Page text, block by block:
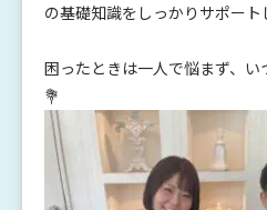
の基礎知識をしっかりサポート
困ったときは一人で悩まず、
💐